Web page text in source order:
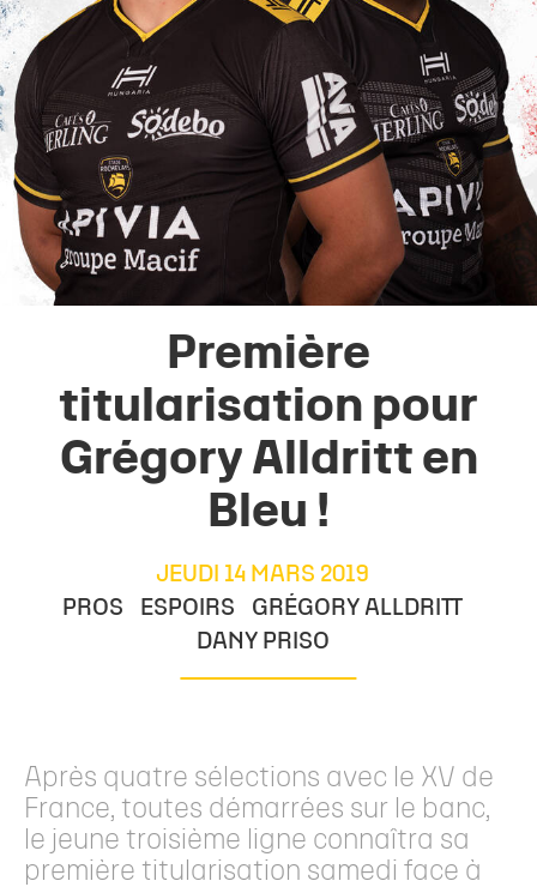
Première
titularisation pour
Grégory Alldritt en
Bleu !
JEUDI 14 MARS 2019
PROS
ESPOIRS
GRÉGORY ALLDRITT
DANY PRISO
Après quatre sélections avec le XV de
France, toutes démarrées sur le banc,
le jeune troisième ligne connaîtra sa
première titularisation samedi face à